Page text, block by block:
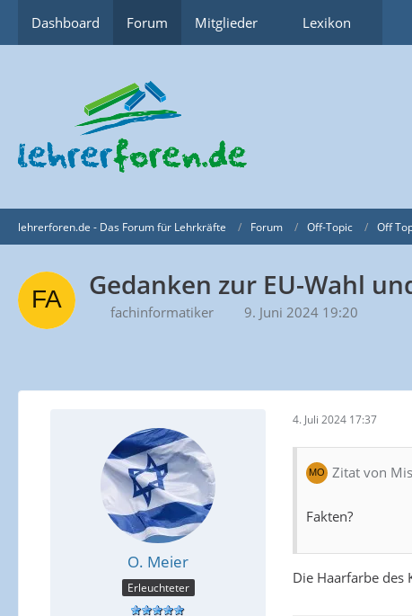
Dashboard Forum Mitglieder Lexikon
lehrerforen.de - Das Forum für Lehrkräfte Forum Off-Topic Off
Gedanken zur EU-Wahl
fachinformatiker 9. Juni 2024 19:20
O. Meier
Erleuchteter
4. Juli 2024 17:37
Zitat von
Fakten?
Die Haarfarbe des